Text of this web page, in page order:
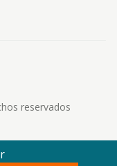
reservados